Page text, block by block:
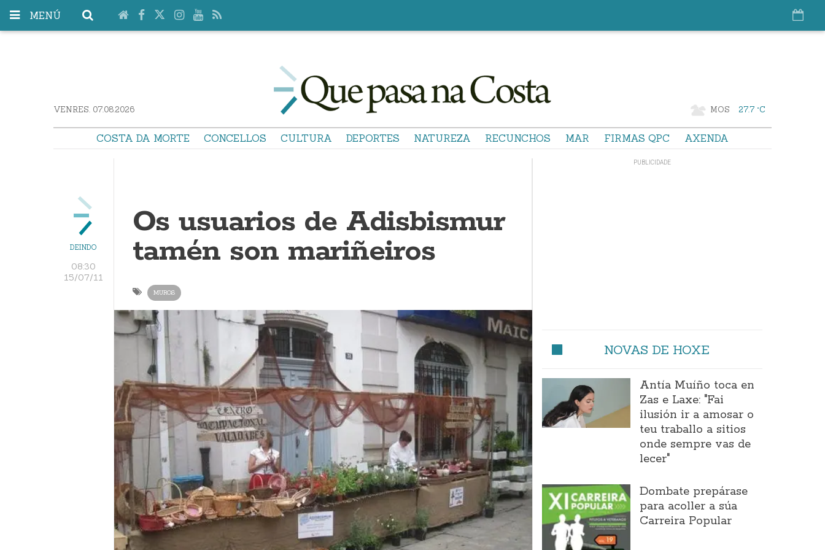
MENÚ
VENRES. 07.08.2026 MOS 27.7 °C
COSTA DA MORTE CONCELLOS CULTURA DEPORTES NATUREZA RECUNCHOS MAR FIRMAS QPC AXENDA
DEINDO
08:30
15/07/11
Os usuarios de Adisbismur
tamén son mariñeiros
MUROS
NOVAS DE HOXE
Antía Muíño toca en
Zas e Laxe: "Fai
ilusión ir a amosar o
teu traballo a sitios
onde sempre vas de
lecer"
Dombate prepárase
para acoller a súa
Carreira Popular